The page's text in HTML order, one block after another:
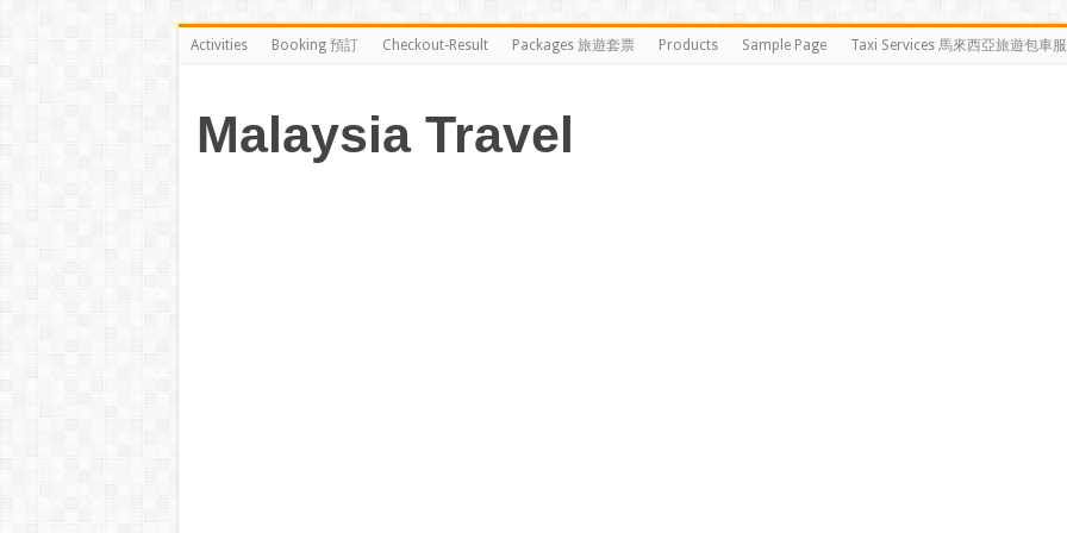
Activities Booking 預訂 Checkout-Result Packages 旅遊套票 Products Sample Page Taxi Services 馬來西亞旅遊包車
Malaysia Travel